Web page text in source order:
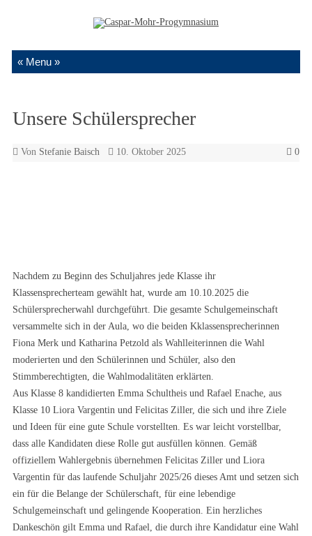
Zum Inhalt springen
Unsere Schülersprecher
Von Stefanie Baisch 10. Oktober 2025 0
Nachdem zu Beginn des Schuljahres jede Klasse ihr
Klassensprecherteam gewählt hat, wurde am 10.10.2025 die
Schülersprecherwahl durchgeführt. Die gesamte Schulgemeinschaft
versammelte sich in der Aula, wo die beiden Kklassensprecherinnen
Fiona Merk und Katharina Petzold als Wahlleiterinnen die Wahl
moderierten und den Schülerinnen und Schüler, also den
Stimmberechtigten, die Wahlmodalitäten erklärten.
Aus Klasse 8 kandidierten Emma Schultheis und Rafael Enache, aus
Klasse 10 Liora Vargentin und Felicitas Ziller, die sich und ihre Ziele
und Ideen für eine gute Schule vorstellten. Es war leicht vorstellbar,
dass alle Kandidaten diese Rolle gut ausfüllen können. Gemäß
offiziellem Wahlergebnis übernehmen Felicitas Ziller und Liora
Vargentin für das laufende Schuljahr 2025/26 dieses Amt und setzen sich
ein für die Belange der Schülerschaft, für eine lebendige
Schulgemeinschaft und gelingende Kooperation. Ein herzliches
Dankeschön gilt Emma und Rafael, die durch ihre Kandidatur eine Wahl